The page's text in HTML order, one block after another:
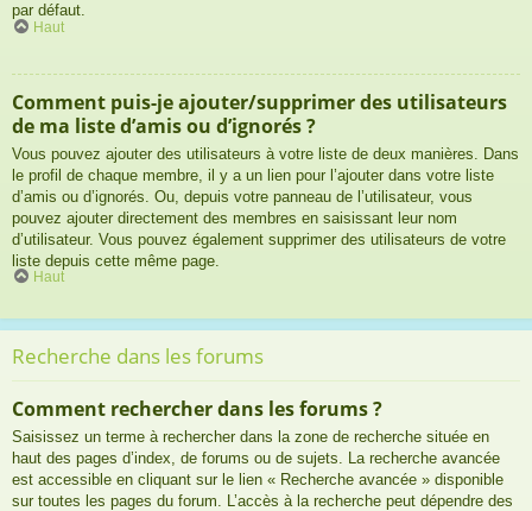
par défaut.
Haut
Comment puis-je ajouter/supprimer des utilisateurs
de ma liste d’amis ou d’ignorés ?
Vous pouvez ajouter des utilisateurs à votre liste de deux manières. Dans
le profil de chaque membre, il y a un lien pour l’ajouter dans votre liste
d’amis ou d’ignorés. Ou, depuis votre panneau de l’utilisateur, vous
pouvez ajouter directement des membres en saisissant leur nom
d’utilisateur. Vous pouvez également supprimer des utilisateurs de votre
liste depuis cette même page.
Haut
Recherche dans les forums
Comment rechercher dans les forums ?
Saisissez un terme à rechercher dans la zone de recherche située en
haut des pages d’index, de forums ou de sujets. La recherche avancée
est accessible en cliquant sur le lien « Recherche avancée » disponible
sur toutes les pages du forum. L’accès à la recherche peut dépendre des